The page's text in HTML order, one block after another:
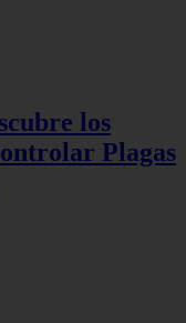
los
Plagas